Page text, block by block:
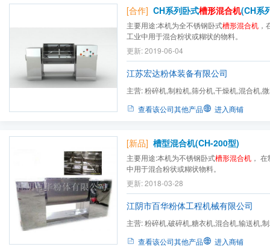
[合作] CH系列卧式槽形混合机(CH系
主要用途:本机为全不锈钢卧式槽形混合机
工业中用于混合粉状或糊状的物料。
更新: 2019-06-04
江苏宏达粉体装备有限公司
主营:粉碎机,制粒机,筛分机,干燥机,混合机,
查看该公司其他产品 进入商铺
[新品] 槽型混合机(CH-200型)
主要用途:本机为不锈钢卧式槽形混合机 ，
中用于混合粉状或糊状物料。
更新: 2018-03-28
江阴市百华粉体工程机械有限公司
主营:粉碎机,破碎机,糖衣机,混合机,输送机,
查看该公司其他产品 进入商铺